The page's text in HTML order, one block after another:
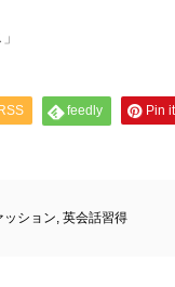
RSS feedly Pin it
ッション, 英会話習得